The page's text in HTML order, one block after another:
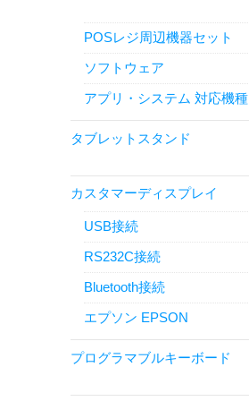
POSレジ周辺機器セット
ソフトウェア
アプリ・システム 対応機種
タブレットスタンド
カスタマーディスプレイ
USB接続
RS232C接続
Bluetooth接続
エプソン EPSON
プログラマブルキーボード